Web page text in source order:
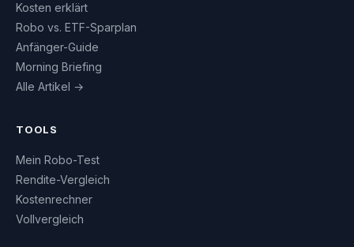
Kosten erklärt
Robo vs. ETF-Sparplan
Anfänger-Guide
Morning Briefing
Alle Artikel →
TOOLS
Mein Robo-Test
Rendite-Vergleich
Kostenrechner
Vollvergleich